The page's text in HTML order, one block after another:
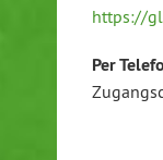
https://
Per